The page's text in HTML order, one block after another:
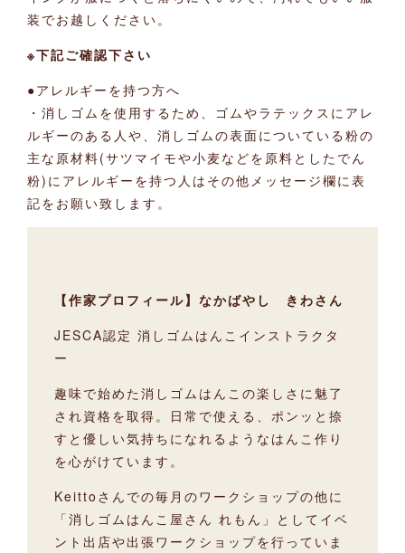
装でお越しください。
※下記ご確認下さい
●アレルギーを持つ方へ
・消しゴムを使用するため、ゴムやラテックスにアレ
ルギーのある人や、消しゴムの表面についている粉の
主な原材料(サツマイモや小麦などを原料としたでん
粉)にアレルギーを持つ人はその他メッセージ欄に表
記をお願い致します。
【作家プロフィール】なかばやし きわさん
JESCA認定 消しゴムはんこインストラクタ
ー
趣味で始めた消しゴムはんこの楽しさに魅了
され資格を取得。日常で使える、ポンッと捺
すと優しい気持ちになれるようなはんこ作り
を心がけています。
Keittoさんでの毎月のワークショップの他に
「消しゴムはんこ屋さん れもん」としてイベ
ント出店や出張ワークショップを行っていま